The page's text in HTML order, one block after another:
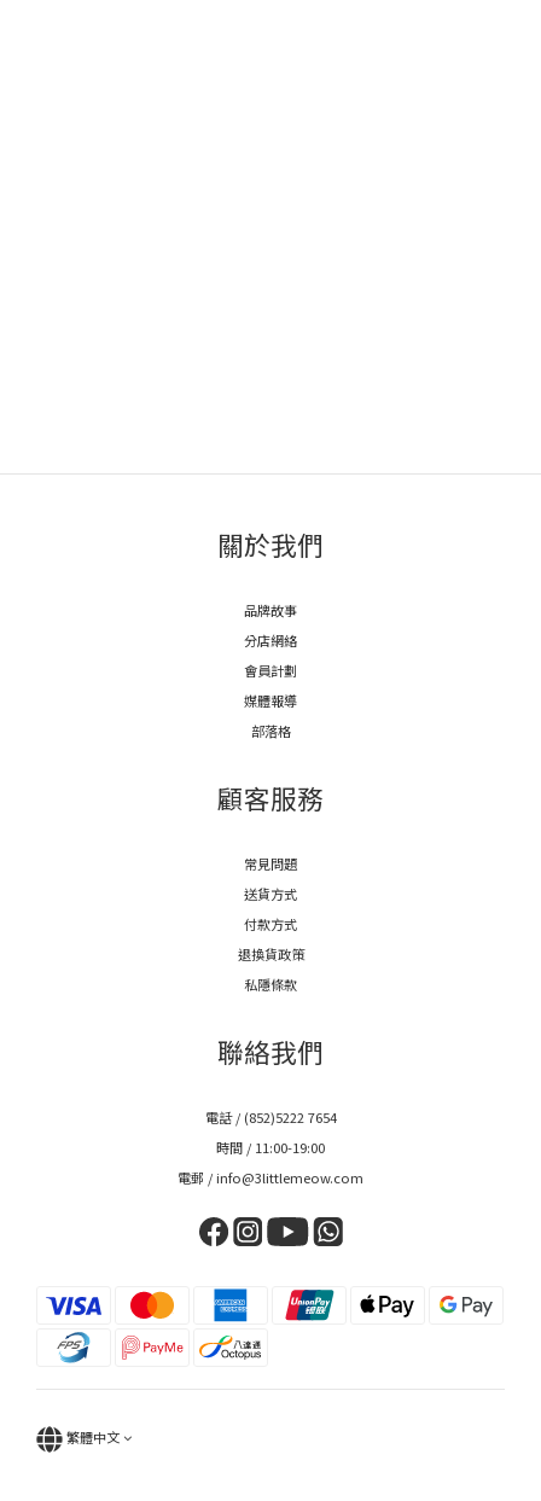
關於我們
品牌故事
分店網絡
會員計劃
媒體報導
部落格
顧客服務
常見問題
送貨方式
付款方式
退換貨政策
私隱條款
聯絡我們
電話 / (852)5222 7654
時間 / 11:00-19:00
電郵 / info@3littlemeow.com
繁體中文